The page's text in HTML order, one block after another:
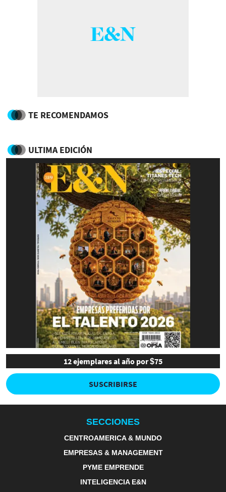
TE RECOMENDAMOS
ULTIMA EDICIÓN
12 ejemplares al año por $75
SUSCRIBIRSE
SECCIONES
CENTROAMERICA & MUNDO
EMPRESAS & MANAGEMENT
PYME EMPRENDE
INTELIGENCIA E&N